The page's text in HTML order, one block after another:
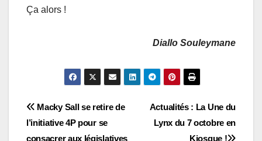
Ça alors !
Diallo Souleymane
Navigation
de
Actualités : La Une du
Lynx du 7 octobre en
Kiosque !
Macky Sall se retire de
l’initiative 4P pour se
consacrer aux législatives